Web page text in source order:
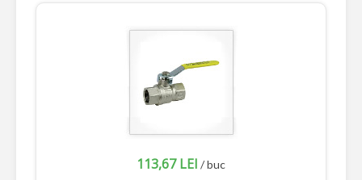
113,67 LEI / buc